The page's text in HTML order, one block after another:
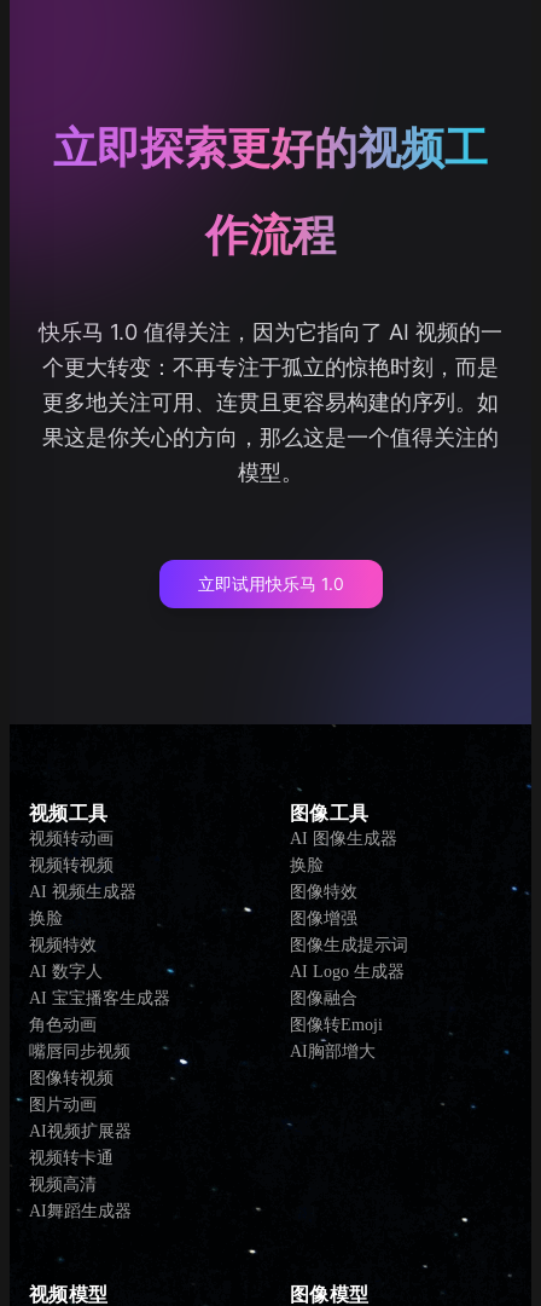
立即探索更好的视频工
作流程
快乐马 1.0 值得关注，因为它指向了 AI 视频的一
个更大转变：不再专注于孤立的惊艳时刻，而是
更多地关注可用、连贯且更容易构建的序列。如
果这是你关心的方向，那么这是一个值得关注的
模型。
立即试用快乐马 1.0
视频工具
视频转动画
视频转视频
AI 视频生成器
换脸
视频特效
AI 数字人
AI 宝宝播客生成器
角色动画
嘴唇同步视频
图像转视频
图片动画
AI视频扩展器
视频转卡通
视频高清
AI舞蹈生成器
图像工具
AI 图像生成器
换脸
图像特效
图像增强
图像生成提示词
AI Logo 生成器
图像融合
图像转Emoji
AI胸部增大
视频模型 图像模型